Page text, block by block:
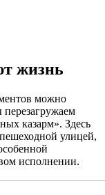
жизнь
можно
казарм». Здесь
улицей,
исполнении.